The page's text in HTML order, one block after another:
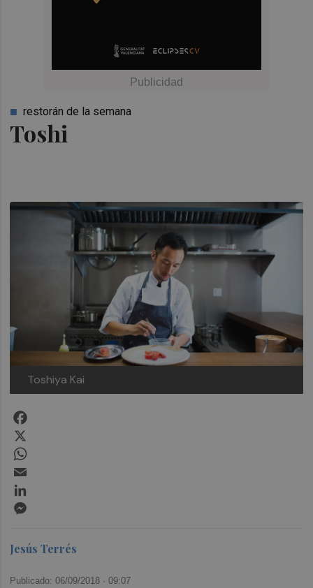
Toshi
restorán de la semana
Toshiya Kai
Jesús Terrés
Publicado: 06/09/2018 ·09:07